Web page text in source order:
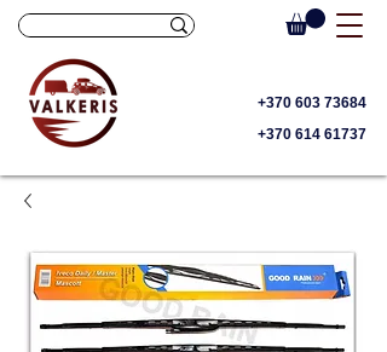
+370 603 73684
+370 614 61737